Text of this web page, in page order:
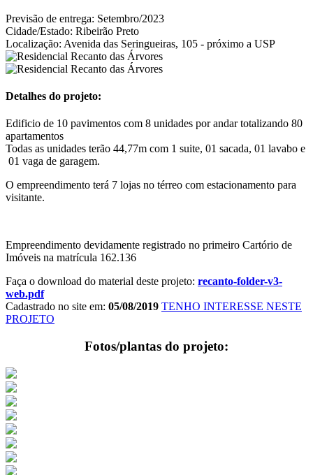
Previsão de entrega: Setembro/2023
Cidade/Estado: Ribeirão Preto
Localização: Avenida das Seringueiras, 105 - próximo a USP
Detalhes do projeto:
Edificio de 10 pavimentos com 8 unidades por andar totalizando 80
apartamentos
Todas as unidades terão 44,77m com 1 suite, 01 sacada, 01 lavabo e
01 vaga de garagem.
O empreendimento terá 7 lojas no térreo com estacionamento para
visitante.
Empreendimento devidamente registrado no primeiro Cartório de
Imóveis na matrícula 162.136
Faça o download do material deste projeto: recanto-folder-v3-
web.pdf
Cadastrado no site em: 05/08/2019 TENHO INTERESSE NESTE
PROJETO
Fotos/plantas do projeto: